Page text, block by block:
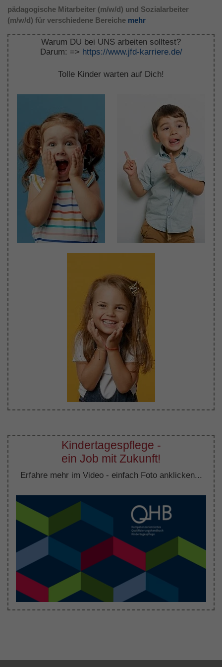
pädagogische Mitarbeiter (m/w/d) und Sozialarbeiter
(m/w/d) für verschiedene Bereiche mehr
Warum DU bei UNS arbeiten solltest?
Darum: => https://www.jfd-karriere.de/
Tolle Kinder warten auf Dich!
Kindertagespflege -
ein Job mit Zukunft!
Erfahre mehr im Video - einfach Foto anklicken...
Laufzeit 1 Jahr
Zweck
Dieses Cookie wird verwendet, um Ihre
Cookie-Einstellungen für diese Website zu
speichern.